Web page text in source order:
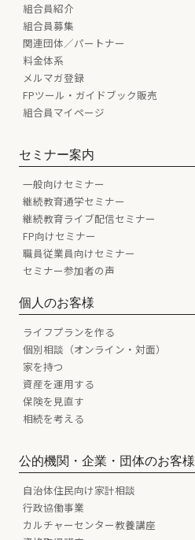
組合員紹介
組合員募集
関連団体／パートナー
料金体系
メルマガ登録
FPツール・ガイドブック販売
組合員マイページ
セミナー案内
一般向けセミナー
継続教育通学セミナー
継続教育ライブ配信セミナー
FP向けセミナー
職員従業員向けセミナー
セミナー参加者の声
個人のお客様
ライフプランを作る
個別相談（オンライン・対面）
家を持つ
資産を運用する
保険を見直す
相続を考える
公的機関・企業・団体のお客様
自治体住民向け家計相談
行政協働事業
カルチャーセンター教養講座